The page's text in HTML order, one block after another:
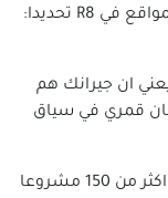
وهو رهان مدروس على موقع واحد من ابرز المواقع في R8 تحديدا:
ان جيرانك هم
قمري في سياق
شركة نيو ايفينت تمتلك محفظة اعمال تضم اكثر من 150 مشروعا